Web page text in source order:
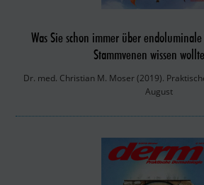
Was Sie schon immer über
Stammvenen wissen
Dr. med. Christian M. Moser (2019).
August